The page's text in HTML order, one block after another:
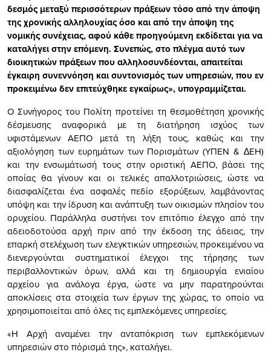
δεσµός µεταξύ περισσότερων πράξεων τόσο από την άποψη
της χρονικής αλληλουχίας όσο και από την άποψη της
νοµικής συνέχειας, αφού κάθε προηγούµενη εκδίδεται για να
καταλήγει στην επόµενη. Συνεπώς, στο πλέγµα αυτό των
διοικητικών πράξεων που αλληλοσυνδέονται, απαιτείται
έγκαιρη συνεννόηση και συντονισµός των υπηρεσιών, που εν
προκειµένω δεν επιτεύχθηκε εγκαίρως», υπογραμμίζεται.
Ο Συνήγορος του Πολίτη προτείνει τη θεσµοθέτηση χρονικής
δέσµευσης αναφορικά µε τη διατήρηση ισχύος των
υφιστάµενων ΑΕΠΟ µετά τη λήξη τους, καθώς και την
αξιολόγηση των ευρηµάτων των Πορισµάτων (ΥΠΕΝ & ∆ΕΗ)
και την ενσωµάτωσή τους στην οριστική ΑΕΠΟ, βάσει της
οποίας θα γίνουν και οι τελικές απαλλοτριώσεις, ώστε να
διασφαλίζεται ένα ασφαλές πεδίο εξορύξεων, λαµβάνοντας
υπόψη και την ίδρυση και ανάπτυξη των οικισµών πλησίον του
ορυχείου. Παράλληλα συστήνει τον επιτόπιο έλεγχο από την
αδειοδοτούσα αρχή πριν από την έκδοση της άδειας, την
επαρκή στελέχωση των ελεγκτικών υπηρεσιών, προκειµένου να
διενεργούνται συστηµατικοί έλεγχοι της τήρησης των
περιβαλλοντικών όρων, αλλά και τη δηµιουργία ενιαίου
αρχείου για ανάλογα έργα, ώστε να µην παρατηρούνται
αποκλίσεις στα στοιχεία των έργων της χώρας, το οποίο να
χρησιµοποιείται από όλες τις εµπλεκόµενες υπηρεσίες.
«Η Αρχή αναµένει την ανταπόκριση των εµπλεκόµενων
υπηρεσιών στο πόρισµά της», καταλήγει.